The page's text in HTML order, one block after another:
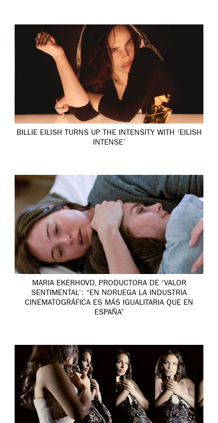
BILLIE EILISH TURNS UP THE INTENSITY WITH ‘EILISH
INTENSE’
MARIA EKERHOVD, PRODUCTORA DE ‘VALOR
SENTIMENTAL’: “EN NORUEGA LA INDUSTRIA
CINEMATOGRÁFICA ES MÁS IGUALITARIA QUE EN
ESPAÑA”